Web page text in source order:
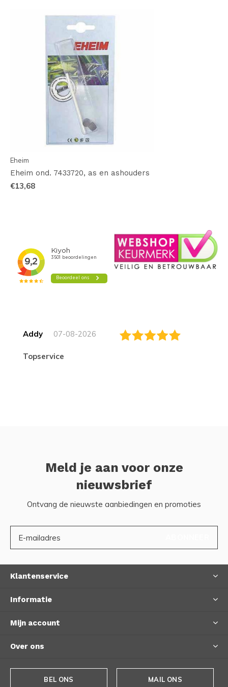
Eheim
Eheim ond. 7433720, as en ashouders
€13,68
Addy 07-08-2026
topservice
Meld je aan voor onze
nieuwsbrief
Ontvang de nieuwste aanbiedingen en promoties
Klantenservice
Informatie
Mijn account
Over ons
BEL ONS MAIL ONS